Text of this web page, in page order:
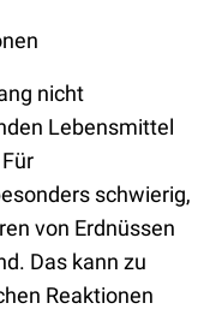
nicht
Lebensmittel
schwierig,
von Erdnüssen
Das kann zu
Reaktionen